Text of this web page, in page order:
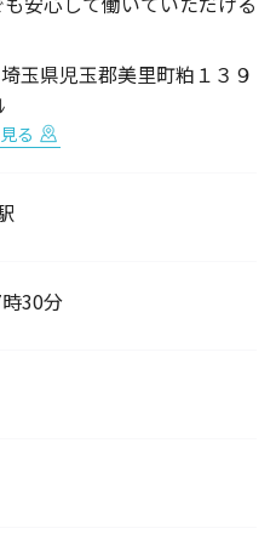
玉県児玉郡美里町粕１３９
る
30分